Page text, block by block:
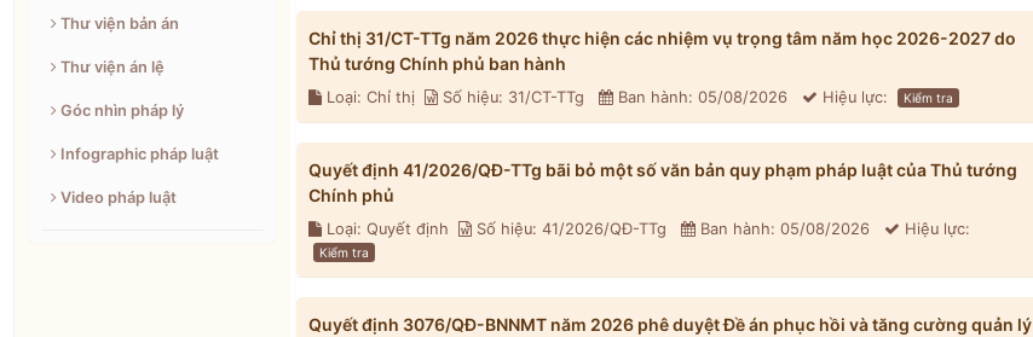
Thư viện bản án
Thư viện án lệ
Góc nhìn pháp lý
Infographic pháp luật
Video pháp luật
Chỉ thị 31/CT-TTg năm 2026 thực hiện các nhiệm vụ trọng tâm năm học 2026-2027 do
Thủ tướng Chính phủ ban hành
Loại: Chỉ thị Số hiệu: 31/CT-TTg Ban hành: 05/08/2026 Hiệu lực: Kiểm tra
Quyết định 41/2026/QĐ-TTg bãi bỏ một số văn bản quy phạm pháp luật của Thủ tướng
Chính phủ
Loại: Quyết định Số hiệu: 41/2026/QĐ-TTg Ban hành: 05/08/2026 Hiệu lực:
Kiểm tra
Quyết định 3076/QĐ-BNNMT năm 2026 phê duyệt Đề án phục hồi và tăng cường quản lý